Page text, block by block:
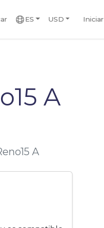
ES USD Iniciar
A
A